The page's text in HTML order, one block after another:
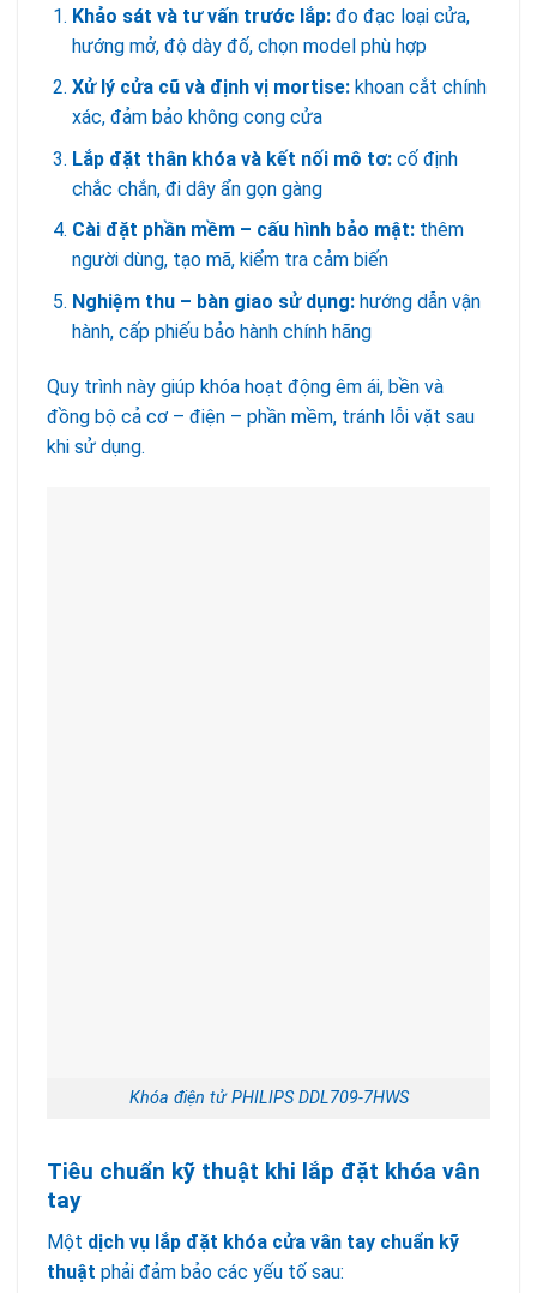
Khảo sát và tư vấn trước lắp:đo đạc loại cửa,
hướng mở, độ dày đố, chọn model phù hợp
Xử lý cửa cũ và định vị mortise:khoan cắt chính
xác, đảm bảo không cong cửa
Lắp đặt thân khóa và kết nối mô tơ:cố định
chắc chắn, đi dây ẩn gọn gàng
Cài đặt phần mềm – cấu hình bảo mật:thêm
người dùng, tạo mã, kiểm tra cảm biến
Nghiệm thu – bàn giao sử dụng:hướng dẫn vận
hành, cấp phiếu bảo hành chính hãng
Quy trình này giúp khóa hoạt động êm ái, bền và
đồng bộ cả cơ – điện – phần mềm, tránh lỗi vặt sau
khi sử dụng.
Khóa điện tử PHILIPS DDL709-7HWS
Tiêu chuẩn kỹ thuật khi lắp đặt khóa vân
tay
Một dịch vụ lắp đặt khóa cửa vân tay chuẩn kỹ
thuật phải đảm bảo các yếu tố sau: